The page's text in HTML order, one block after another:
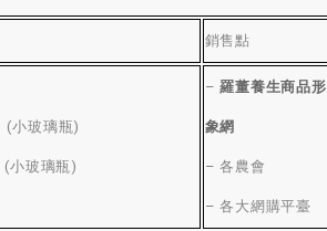
銷售點
(小玻璃瓶)
(小玻璃瓶)
–羅董養生商品形
象網
–各農會
–各大網購平臺